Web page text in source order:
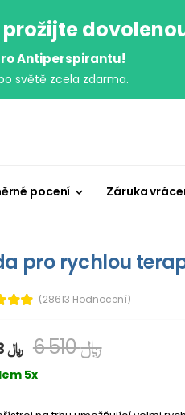
prožijte
Antiperspirantu!
světě zcela zdarma.
pocení Záruka
pro rychlou
(28613 Hodnocení)
3 493 ﷼ 6 510 ﷼
5x